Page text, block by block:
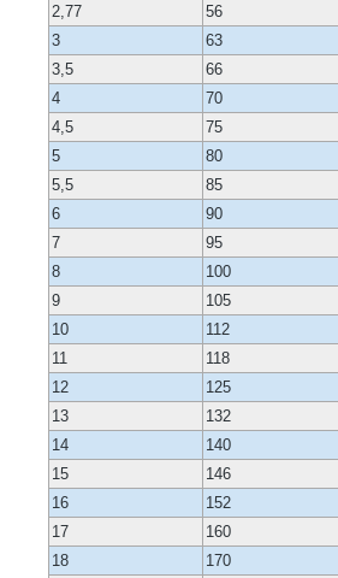
2,77
56
3
63
3,5
66
4
70
4,5
75
5
80
5,5
85
6
90
7
95
8
100
9
105
10
112
11
118
12
125
13
132
14
140
15
146
16
152
17
160
18
170